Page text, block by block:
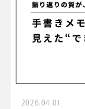
2026.04.01